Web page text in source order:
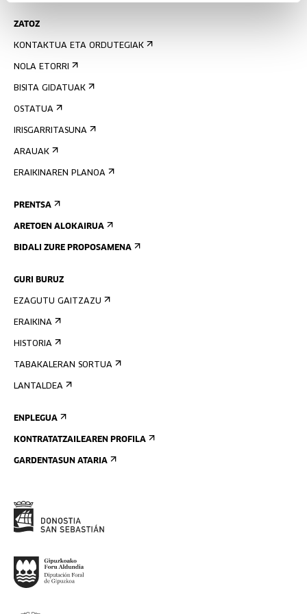
ZATOZ
KONTAKTUA ETA ORDUTEGIAK
NOLA ETORRI
BISITA GIDATUAK
OSTATUA
IRISGARRITASUNA
ARAUAK
ERAIKINAREN PLANOA
PRENTSA
ARETOEN ALOKAIRUA
BIDALI ZURE PROPOSAMENA
GURI BURUZ
EZAGUTU GAITZAZU
ERAIKINA
HISTORIA
TABAKALERAN SORTUA
LANTALDEA
ENPLEGUA
KONTRATATZAILEAREN PROFILA
GARDENTASUN ATARIA